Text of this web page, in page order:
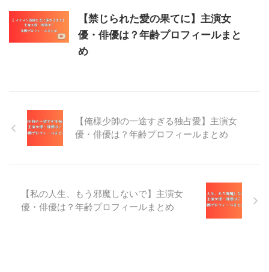
【禁じられた愛の果てに】主演女
優・俳優は？年齢プロフィールまと
め
【俺様少帥の一途すぎる独占愛】主演女
優・俳優は？年齢プロフィールまとめ
【私の人生、もう邪魔しないで】主演女
優・俳優は？年齢プロフィールまとめ